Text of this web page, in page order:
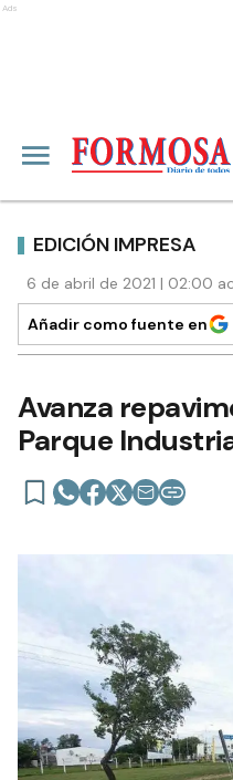
Ads
EDICIÓN IMPRESA
6 de abril de 2021 | 02:00
Añadir como fuente en
Avanza
Parque